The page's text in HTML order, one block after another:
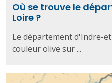
Où se trouve le
Loire ?
Le département d'Indre-
couleur olive sur ...